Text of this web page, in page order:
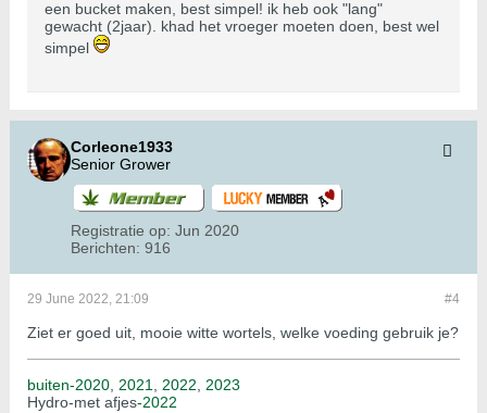
een bucket maken, best simpel! ik heb ook "lang"
gewacht (2jaar). khad het vroeger moeten doen, best wel
simpel
Corleone1933
Senior Grower
Registratie op: Jun 2020
Berichten: 916
#4
29 June 2022, 21:09
Ziet er goed uit, mooie witte wortels, welke voeding gebruik je?
buiten-2020 2021 2022
2023
Hydro-met afjes-2022